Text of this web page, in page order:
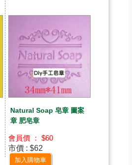
Natural Soap 皂章 圖案
章 肥皂章
會員價 ： $60
市價 : $62
加入購物車